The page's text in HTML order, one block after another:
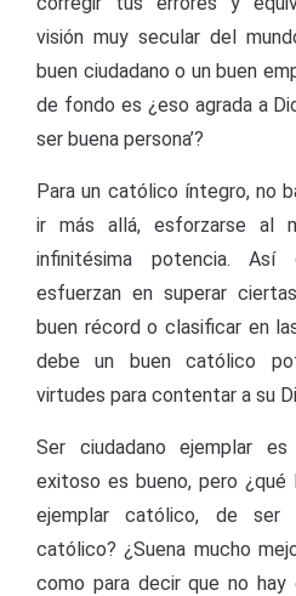
visión muy secular del
buen ciudadano o un buen
de fondo es ¿eso agrada a
ser buena persona’?
Para un católico íntegro, no
ir más allá, esforzarse al
infinitésima potencia.
esfuerzan en superar
buen récord o clasificar en
debe un buen católico
virtudes para contentar a su
Ser ciudadano ejemplar
exitoso es bueno, pero ¿qué
ejemplar católico, de ser
católico? ¿Suena mucho
como para decir que no